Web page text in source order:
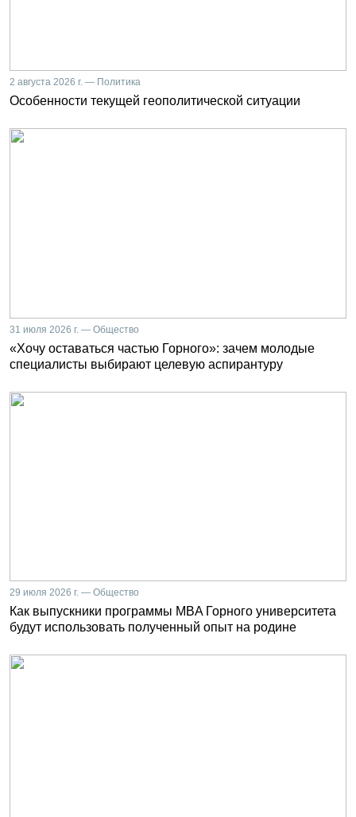
2 августа 2026 г. — Политика
Особенности текущей геополитической ситуации
31 июля 2026 г. — Общество
«Хочу оставаться частью Горного»: зачем молодые
специалисты выбирают целевую аспирантуру
29 июля 2026 г. — Общество
Как выпускники программы MBA Горного университета
будут использовать полученный опыт на родине